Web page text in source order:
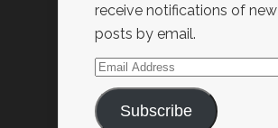
receive notifications of new
posts by email.
Email
Address
Subscribe